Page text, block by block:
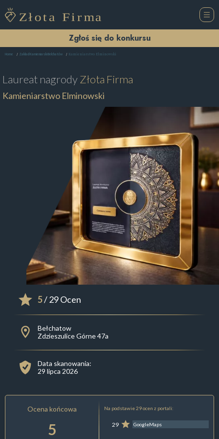
Zgłoś się do konkursu
Home Zakład Kamieniarski Bełchatów Kamieniarstwo Elminowski
Laureat nagrodyZłota Firma
Kamieniarstwo Elminowski
5/ 29 Ocen
Bełchatow
Zdzieszulice Górne 47a
Data skanowania:
29 lipca 2026
Ocena końcowa
5
Na podstawie 29 ocen z portali:
29 GoogleMaps